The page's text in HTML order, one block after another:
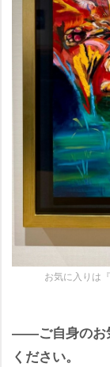
お気に入りは
――ご自身のお
ください。